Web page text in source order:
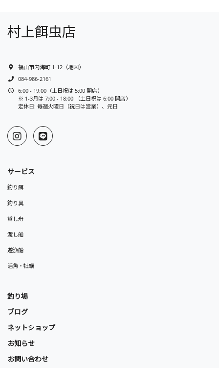
村上餌虫店
福山市内海町 1-12 （地図）
084-986-2161
6:00 - 19:00（土日祝は 5:00 開店）
※ 1-3月は 7:00 - 18:00 （土日祝は 6:00 開店）
定休日: 毎週火曜日（祝日は営業）、元日
サービス
釣り餌
釣り具
貸し舟
渡し船
遊漁船
活魚・牡蠣
釣り場
ブログ
ネットショップ
お知らせ
お問い合わせ